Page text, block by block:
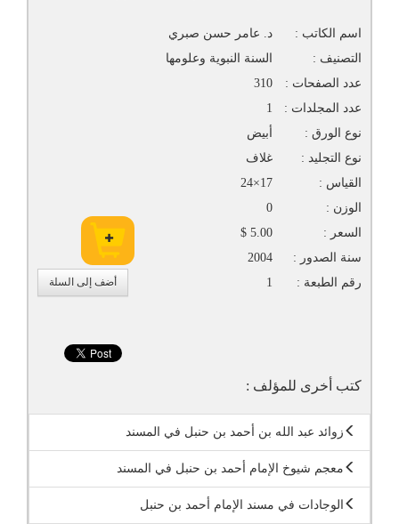
أضف إلى السلة
اسم الكاتب :
د. عامر حسن صبري
التصنيف :
السنة النبوية وعلومها
عدد الصفحات :
310
عدد المجلدات :
1
نوع الورق :
أبيض
نوع التجليد :
غلاف
القياس :
17×24
الوزن :
0
السعر :
5.00 $
سنة الصدور :
2004
رقم الطبعة :
1
كتب أخرى للمؤلف :
زوائد عبد الله بن أحمد بن حنبل في المسند
معجم شيوخ الإمام أحمد بن حنبل في المسند
الوجادات في مسند الإمام أحمد بن حنبل